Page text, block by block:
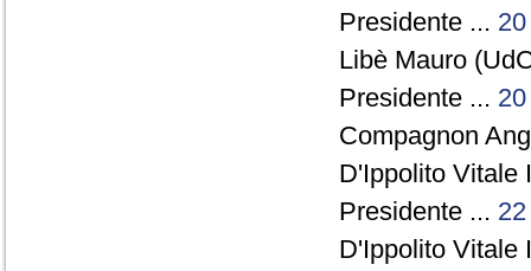
Presidente ... 20
Libè Mauro
Presidente ... 20
Compagnon
D'Ippolito Vitale
Presidente ... 22
D'Ippolito Vitale